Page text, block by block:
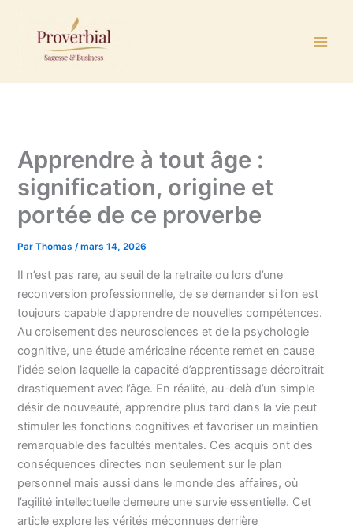
contenu
Apprendre à tout âge :
signification, origine et
portée de ce proverbe
ParThomas/mars 14, 2026
Il n’est pas rare, au seuil de la retraite ou lors d’une
reconversion professionnelle, de se demander si l’on est
toujours capable d’apprendre de nouvelles compétences.
Au croisement des neurosciences et de la psychologie
cognitive, une étude américaine récente remet en cause
l’idée selon laquelle la capacité d’apprentissage décroîtrait
drastiquement avec l’âge. En réalité, au-delà d’un simple
désir de nouveauté, apprendre plus tard dans la vie peut
stimuler les fonctions cognitives et favoriser un maintien
remarquable des facultés mentales. Ces acquis ont des
conséquences directes non seulement sur le plan
personnel mais aussi dans le monde des affaires, où
l’agilité intellectuelle demeure une survie essentielle. Cet
article explore les vérités méconnues derrière